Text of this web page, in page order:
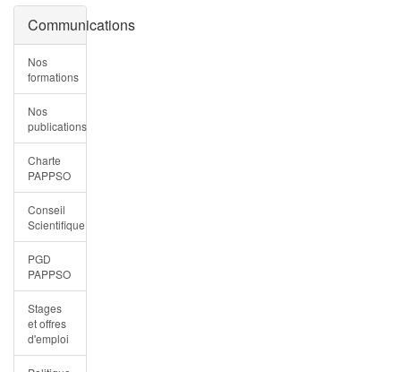
Communications
Nos
formations
Nos
publications
Charte
PAPPSO
Conseil
Scientifique
PGD
PAPPSO
Stages
et offres
d'emploi